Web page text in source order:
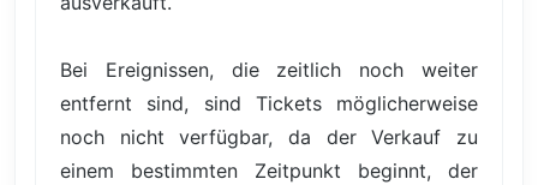
Bei Ereignissen, die zeitlich noch weiter
entfernt sind, sind Tickets möglicherweise
noch nicht verfügbar, da der Verkauf zu
einem bestimmten Zeitpunkt beginnt, der